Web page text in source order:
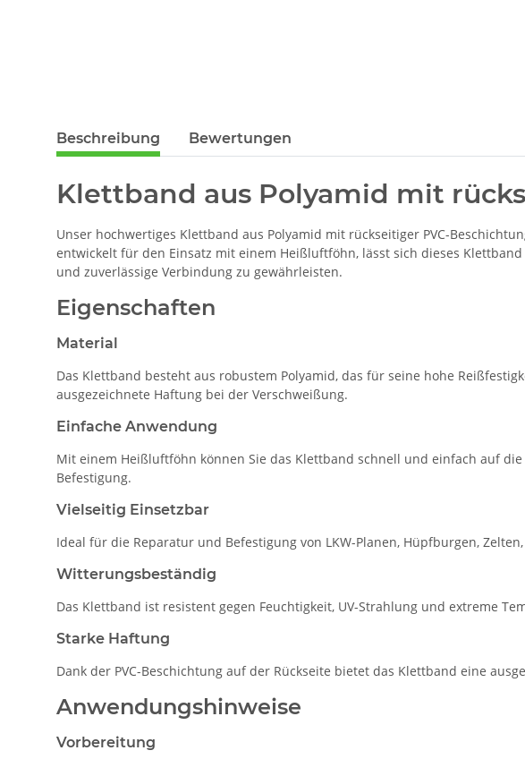
Beschreibung Bewertungen
Klettband aus Polyamid mit
Unser hochwertiges Klettband aus Polyamid mit rückseitiger PVC-
entwickelt für den Einsatz mit einem Heißluftföhn, lässt sich dieses
und zuverlässige Verbindung zu gewährleisten.
Eigenschaften
Material
Das Klettband besteht aus robustem Polyamid, das für seine hohe
ausgezeichnete Haftung bei der Verschweißung.
Einfache Anwendung
Mit einem Heißluftföhn können Sie das Klettband schnell und einfach auf
Befestigung.
Vielseitig Einsetzbar
Ideal für die Reparatur und Befestigung von LKW-Planen, Hüpfburgen,
Witterungsbeständig
Das Klettband ist resistent gegen Feuchtigkeit, UV-Strahlung und extreme
Starke Haftung
Dank der PVC-Beschichtung auf der Rückseite bietet das Klettband eine
Anwendungshinweise
Vorbereitung